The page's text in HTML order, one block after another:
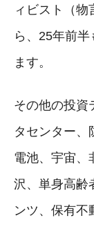
ィビスト（
ら、25年前
ます。
その他の投資
タセンター、
電池、宇宙、
沢、単身高齢
ンツ、保有不